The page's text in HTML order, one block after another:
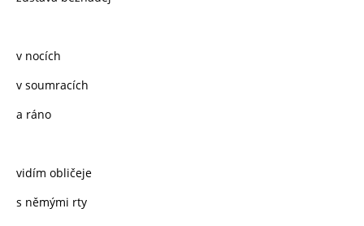
v nocích
v soumracích
a ráno
vidím obličeje
s němými rty